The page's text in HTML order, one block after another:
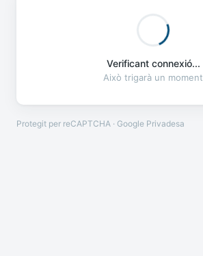
Verificant connexió...
Això trigarà un moment
Protegit per reCAPTCHA · Google Privadesa